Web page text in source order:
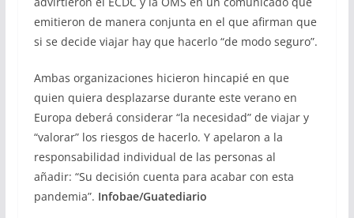
emitieron de manera conjunta en el que afirman que
si se decide viajar hay que hacerlo “de modo seguro”.
Ambas organizaciones hicieron hincapié en que
quien quiera desplazarse durante este verano en
Europa deberá considerar “la necesidad” de viajar y
“valorar” los riesgos de hacerlo. Y apelaron a la
responsabilidad individual de las personas al
añadir: “Su decisión cuenta para acabar con esta
pandemia”. Infobae/Guatediario